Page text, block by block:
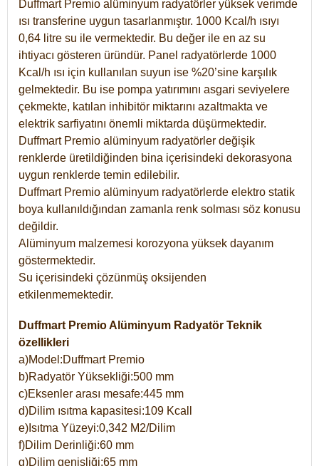
Duffmart Premio alüminyum radyatörler yüksek verimde
ısı transferine uygun tasarlanmıştır. 1000 Kcal/h ısıyı
0,64 litre su ile vermektedir. Bu değer ile en az su
ihtiyacı gösteren üründür. Panel radyatörlerde 1000
Kcal/h ısı için kullanılan suyun ise %20’sine karşılık
gelmektedir. Bu ise pompa yatırımını asgari seviyelere
çekmekte, katılan inhibitör miktarını azaltmakta ve
elektrik sarfiyatını önemli miktarda düşürmektedir.
Duffmart Premio alüminyum radyatörler değişik
renklerde üretildiğinden bina içerisindeki dekorasyona
uygun renklerde temin edilebilir.
Duffmart Premio alüminyum radyatörlerde elektro statik
boya kullanıldığından zamanla renk solması söz konusu
değildir.
Alüminyum malzemesi korozyona yüksek dayanım
göstermektedir.
Su içerisindeki çözünmüş oksijenden
etkilenmemektedir.
Duffmart Premio Alüminyum Radyatör Teknik
özellikleri
a)Model:Duffmart Premio
b)Radyatör Yüksekliği:500 mm
c)Eksenler arası mesafe:445 mm
d)Dilim ısıtma kapasitesi:109 Kcall
e)Isıtma Yüzeyi:0,342 M2/Dilim
f)Dilim Derinliği:60 mm
g)Dilim genişliği:65 mm